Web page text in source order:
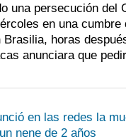
una persecución del
en una cumbre
horas
anunciara que